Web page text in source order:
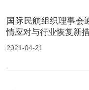
国际民航组织理事会
情应对与行业恢复新
2021-04-21